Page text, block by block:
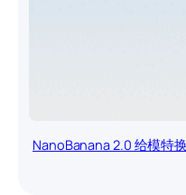
NanoBanana 2.0 给模特